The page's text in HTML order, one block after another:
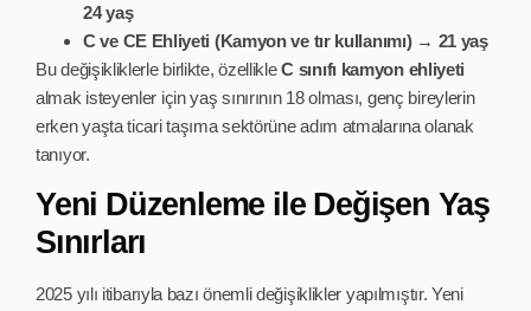
24 yaş
C ve CE Ehliyeti (Kamyon ve tır kullanımı)→ 21 yaş
Bu değişikliklerle birlikte, özellikleC sınıfı kamyon ehliyeti
almak isteyenler için yaş sınırının 18 olması, genç bireylerin
erken yaşta ticari taşıma sektörüne adım atmalarına olanak
tanıyor.
Yeni Düzenleme ile Değişen Yaş
Sınırları
2025 yılı itibarıyla bazı önemli değişiklikler yapılmıştır. Yeni